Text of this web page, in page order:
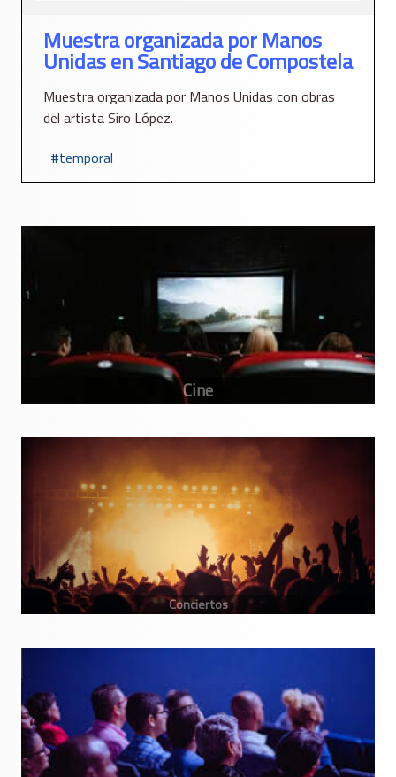
Muestra organizada por Manos
Unidas en Santiago de Compostela
Muestra organizada por Manos Unidas con obras
del artista Siro López.
temporal